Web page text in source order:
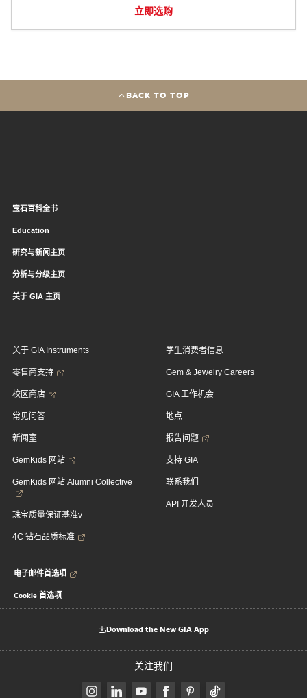
立即选购
BACK TO TOP
宝石百科全书
Education
研究与新闻主页
分析与分级主页
关于 GIA 主页
关于 GIA Instruments
零售商支持
校区商店
常见问答
新闻室
GemKids 网站
GemKids 网站 Alumni Collective
珠宝质量保证基准v
4C 钻石品质标准
学生消费者信息
Gem & Jewelry Careers
GIA 工作机会
地点
报告问题
支持 GIA
联系我们
API 开发人员
电子邮件首选项
Cookie 首选项
Download the New GIA App
关注我们